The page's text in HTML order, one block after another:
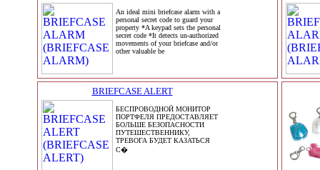
An ideal mini briefcase alarm with a
personal secret code to guard your
property *A keypad sets the personal
secret code *It detects un-authorized
movements of your briefcase and/or
other valuable be
BRIEFCASE ALERT
БЕСПРОВОДНОЙ МОНИТОР
ПОРТФЕЛЯ ПРЕДОСТАВЛЯЕТ
БОЛЬШЕ БЕЗОПАСНОСТИ
ПУТЕШЕСТВЕННИКУ,
ТРЕВОГА БУДЕТ КАЗАТЬСЯ
С�